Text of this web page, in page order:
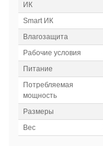
ИК
Smart ИК
Влагозащита
Рабочие условия
Питание
Потребляемая
мощность
Размеры
Вес